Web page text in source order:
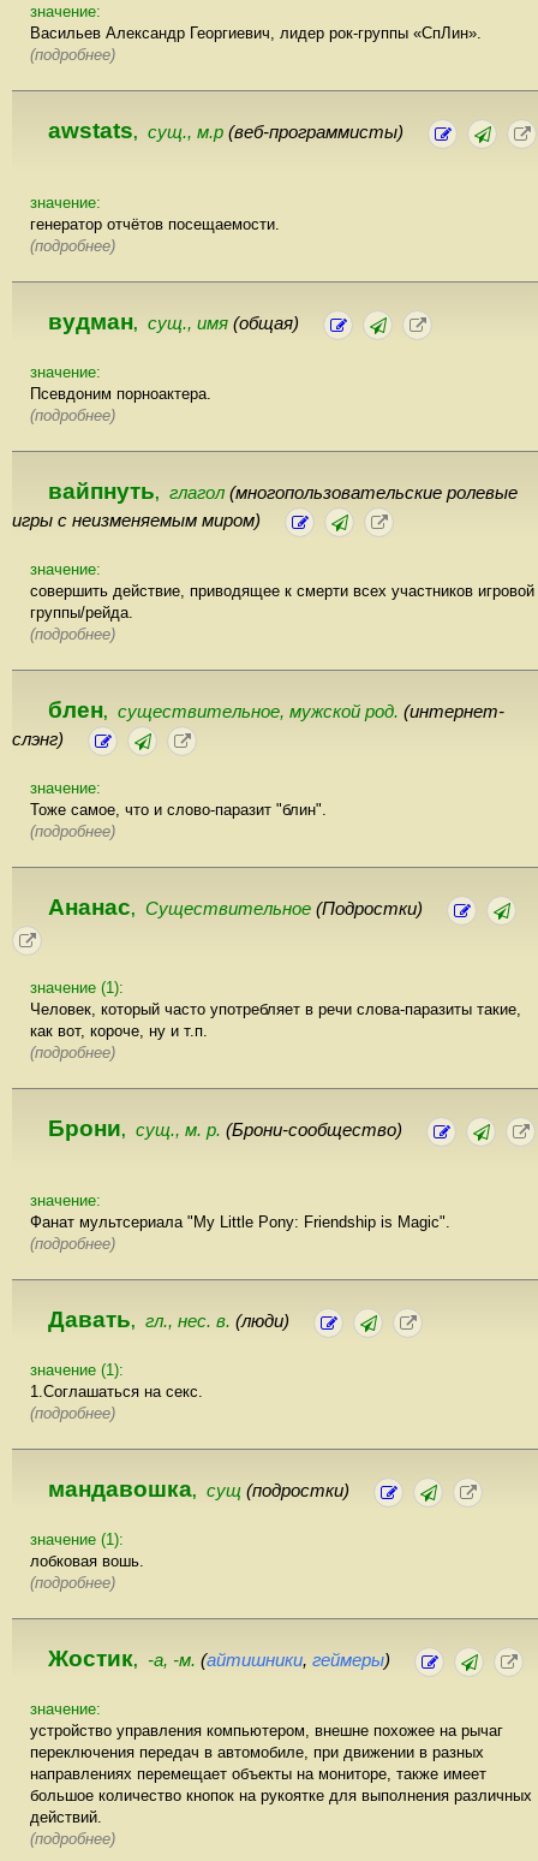
значение:
Васильев Александр Георгиевич, лидер рок-группы «СпЛин».
(подробнее)
awstats, сущ., м.р (веб-программисты)
значение:
генератор отчётов посещаемости.
(подробнее)
вудман, сущ., имя (общая)
значение:
Псевдоним порноактера.
(подробнее)
вайпнуть, глагол (многопользовательские ролевые
игры с неизменяемым миром)
значение:
совершить действие, приводящее к смерти всех участников игровой
группы/рейда.
(подробнее)
блен, существительное, мужской род. (интернет-
слэнг)
значение:
Тоже самое, что и слово-паразит "блин".
(подробнее)
Ананас, Существительное (Подростки)
значение (1):
Человек, который часто употребляет в речи слова-паразиты такие,
как вот, короче, ну и т.п.
(подробнее)
Брони, сущ., м. р. (Брони-сообщество)
значение:
Фанат мультсериала "My Little Pony: Friendship is Magic".
(подробнее)
Давать, гл., нес. в. (люди)
значение (1):
1.Соглашаться на секс.
(подробнее)
мандавошка, сущ (подростки)
значение (1):
лобковая вошь.
(подробнее)
Жостик, -а, -м. (айтишники, геймеры)
значение:
устройство управления компьютером, внешне похожее на рычаг
переключения передач в автомобиле, при движении в разных
направлениях перемещает объекты на мониторе, также имеет
большое количество кнопок на рукоятке для выполнения различных
действий.
(подробнее)